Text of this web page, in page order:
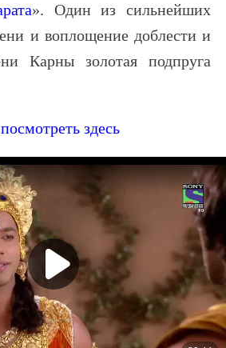
». Один из сильнейших
и воплощение доблести и
Карны золотая подпруга
здесь